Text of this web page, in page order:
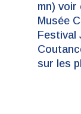
mn)
Musée
Festival
sur les